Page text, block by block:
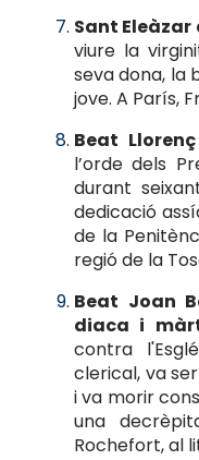
Sant
viure la
seva dona, la
jove. A París,
Beat
l’orde dels
durant
dedicació
de la
regió de la
Beat Joan
diaca i
contra
clerical, va
i va morir
una
Rochefort, al